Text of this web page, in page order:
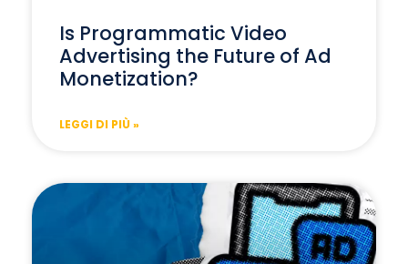
Is Programmatic Video
Advertising the Future of Ad
Monetization?
LEGGI DI PIÙ »